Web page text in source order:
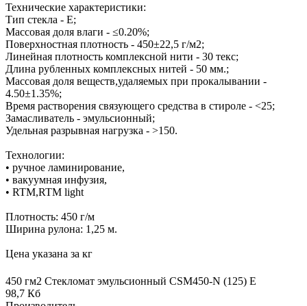
Технические характеристики:
Тип стекла - Е;
Массовая доля влаги - ≤0.20%;
Поверхностная плотность - 450±22,5 г/м2;
Линейная плотность комплексной нити - 30 текс;
Длина рубленных комплексных нитей - 50 мм.;
Массовая доля веществ,удаляемых при прокалывании -
4.50±1.35%;
Время растворения связующего средства в стироле - <25;
Замасливатель - эмульсионный;
Удельная разрывная нагрузка - >150.
Технологии:
• ручное ламинирование,
• вакуумная инфузия,
• RTM,RTM light
Плотность: 450 г/м
Ширина рулона: 1,25 м.
Цена указана за кг
450 гм2 Стекломат эмульсионный CSM450-N (125) E
98,7 Кб